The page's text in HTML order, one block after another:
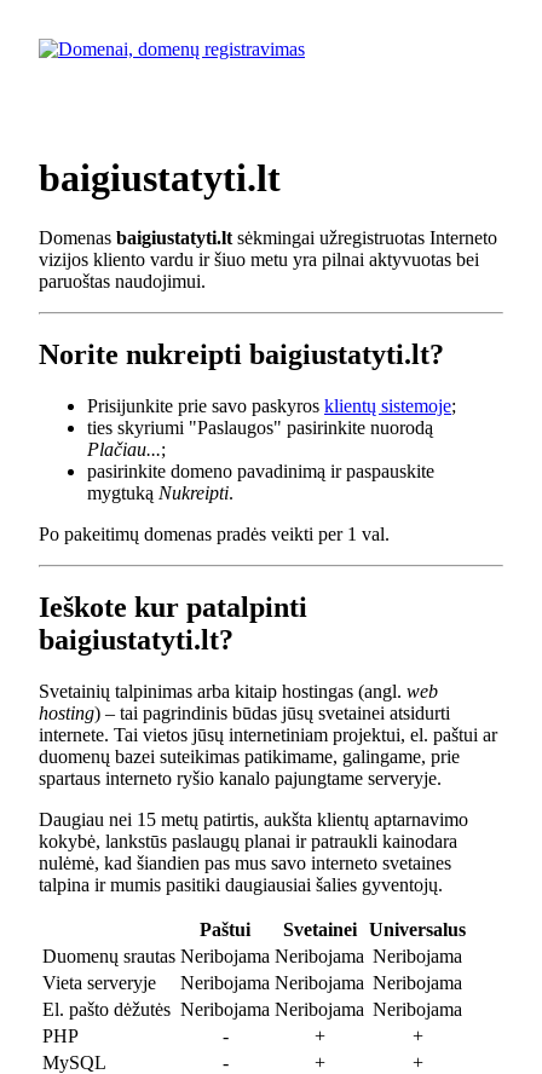
baigiustatyti.lt
Domenas baigiustatyti.lt sėkmingai užregistruotas Interneto
vizijos kliento vardu ir šiuo metu yra pilnai aktyvuotas bei
paruoštas naudojimui.
Norite nukreipti baigiustatyti.lt?
Prisijunkite prie savo paskyros klientų sistemoje;
ties skyriumi "Paslaugos" pasirinkite nuorodą
Plačiau...;
pasirinkite domeno pavadinimą ir paspauskite
mygtuką Nukreipti.
Po pakeitimų domenas pradės veikti per 1 val.
Ieškote kur patalpinti
baigiustatyti.lt?
Svetainių talpinimas arba kitaip hostingas (angl. web
hosting) – tai pagrindinis būdas jūsų svetainei atsidurti
internete. Tai vietos jūsų internetiniam projektui, el. paštui ar
duomenų bazei suteikimas patikimame, galingame, prie
spartaus interneto ryšio kanalo pajungtame serveryje.
Daugiau nei 15 metų patirtis, aukšta klientų aptarnavimo
kokybė, lankstūs paslaugų planai ir patraukli kainodara
nulėmė, kad šiandien pas mus savo interneto svetaines
talpina ir mumis pasitiki daugiausiai šalies gyventojų.
Paštui Svetainei
Universalus
Duomenų srautas Neribojama Neribojama Neribojama
Vieta serveryje
Neribojama Neribojama Neribojama
El. pašto dėžutės Neribojama Neribojama Neribojama
PHP
- +
+
MySQL
- +
+